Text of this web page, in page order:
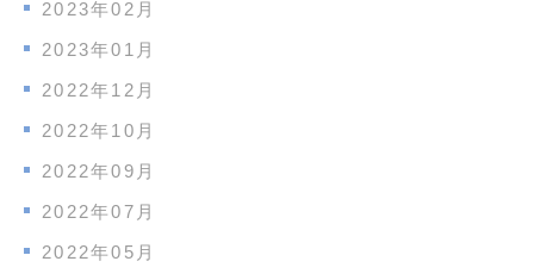
2023年02月
2023年01月
2022年12月
2022年10月
2022年09月
2022年07月
2022年05月